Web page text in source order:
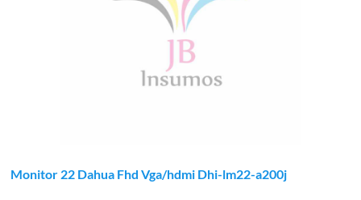
Monitor 22 Dahua Fhd Vga/hdmi Dhi-lm22-a200j